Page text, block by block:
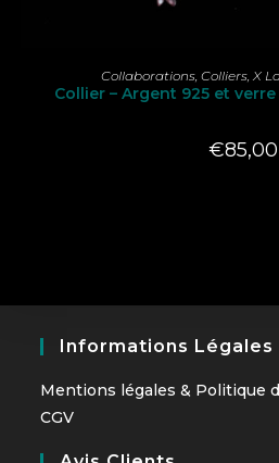
LIRE LA
Collaborations Colliers X
Collier – Argent 925 et
€85,00
Informations Légales
Mentions légales & Politique
CGV